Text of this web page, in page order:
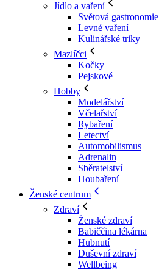
Jídlo a vaření
Světová gastronomie
Levné vaření
Kulinářské triky
Mazlíčci
Kočky
Pejskové
Hobby
Modelářství
Včelařství
Rybaření
Letectví
Automobilismus
Adrenalin
Sběratelství
Houbaření
Ženské centrum
Zdraví
Ženské zdraví
Babiččina lékárna
Hubnutí
Duševní zdraví
Wellbeing